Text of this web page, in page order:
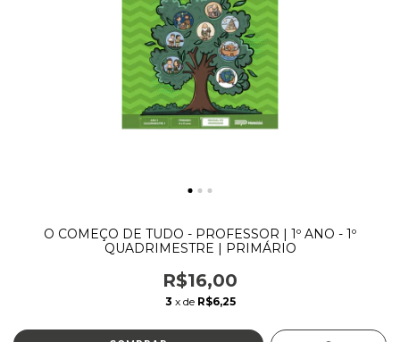
O COMEÇO DE TUDO - PROFESSOR | 1º ANO - 1º
QUADRIMESTRE | PRIMÁRIO
R$16,00
3 x de R$6,25